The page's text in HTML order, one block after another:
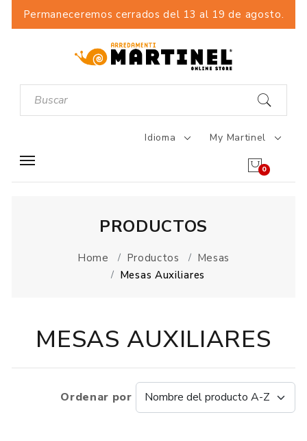
Permaneceremos cerrados del 13 al 19 de agosto.
Idioma My Martinel
0
PRODUCTOS
Home Productos
Mesas
Mesas Auxiliares
MESAS AUXILIARES
Ordenar por